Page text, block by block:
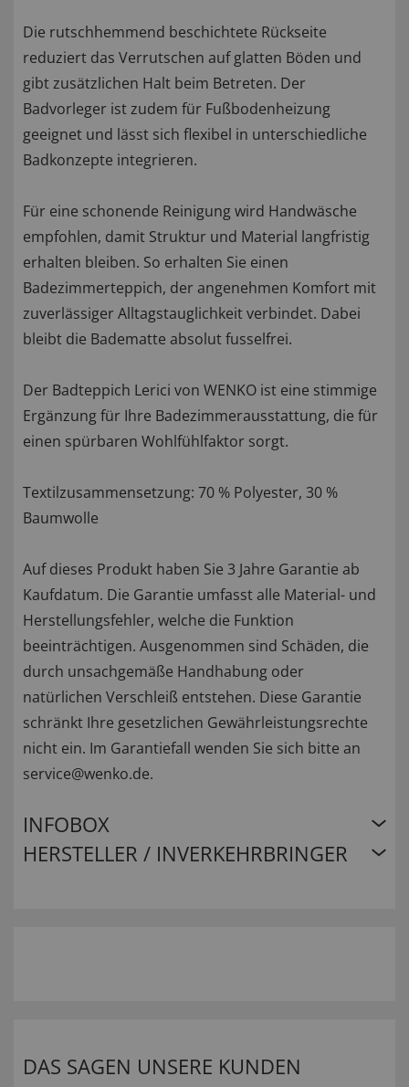
Die rutschhemmend beschichtete Rückseite
reduziert das Verrutschen auf glatten Böden und
gibt zusätzlichen Halt beim Betreten. Der
Badvorleger ist zudem für Fußbodenheizung
geeignet und lässt sich flexibel in unterschiedliche
Badkonzepte integrieren.
Für eine schonende Reinigung wird Handwäsche
empfohlen, damit Struktur und Material langfristig
erhalten bleiben. So erhalten Sie einen
Badezimmerteppich, der angenehmen Komfort mit
zuverlässiger Alltagstauglichkeit verbindet. Dabei
bleibt die Badematte absolut fusselfrei.
Der Badteppich Lerici von WENKO ist eine stimmige
Ergänzung für Ihre Badezimmerausstattung, die für
einen spürbaren Wohlfühlfaktor sorgt.
Textilzusammensetzung: 70 % Polyester, 30 %
Baumwolle
Auf dieses Produkt haben Sie 3 Jahre Garantie ab
Kaufdatum. Die Garantie umfasst alle Material- und
Herstellungsfehler, welche die Funktion
beeinträchtigen. Ausgenommen sind Schäden, die
durch unsachgemäße Handhabung oder
natürlichen Verschleiß entstehen. Diese Garantie
schränkt Ihre gesetzlichen Gewährleistungsrechte
nicht ein. Im Garantiefall wenden Sie sich bitte an
service@wenko.de.
INFOBOX
HERSTELLER / INVERKEHRBRINGER
DAS SAGEN UNSERE KUNDEN